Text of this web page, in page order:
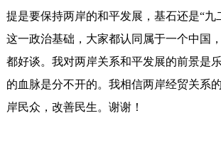
提是要保持两岸的和平发展，基石还是“九
这一政治基础，大家都认同属于一个中国
都好谈。我对两岸关系和平发展的前景是
的血脉是分不开的。我相信两岸经贸关系
岸民众，改善民生。谢谢！